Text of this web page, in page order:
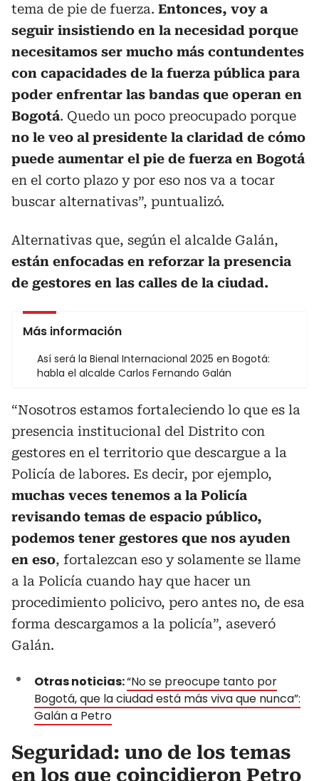
tema de pie de fuerza. Entonces, voy a
seguir insistiendo en la necesidad porque
necesitamos ser mucho más contundentes
con capacidades de la fuerza pública para
poder enfrentar las bandas que operan en
Bogotá. Quedo un poco preocupado porque
no le veo al presidente la claridad de cómo
puede aumentar el pie de fuerza en Bogotá
en el corto plazo y por eso nos va a tocar
buscar alternativas”, puntualizó.
Alternativas que, según el alcalde Galán,
están enfocadas en reforzar la presencia
de gestores en las calles de la ciudad.
Más información
Así será la Bienal Internacional 2025 en Bogotá:
habla el alcalde Carlos Fernando Galán
“Nosotros estamos fortaleciendo lo que es la
presencia institucional del Distrito con
gestores en el territorio que descargue a la
Policía de labores. Es decir, por ejemplo,
muchas veces tenemos a la Policía
revisando temas de espacio público,
podemos tener gestores que nos ayuden
en eso, fortalezcan eso y solamente se llame
a la Policía cuando hay que hacer un
procedimiento policivo, pero antes no, de esa
forma descargamos a la policía”, aseveró
Galán.
Otras noticias:“No se preocupe tanto por
Bogotá, que la ciudad está más viva que nunca”:
Galán a Petro
Seguridad: uno de los temas
en los que coincidieron Petro